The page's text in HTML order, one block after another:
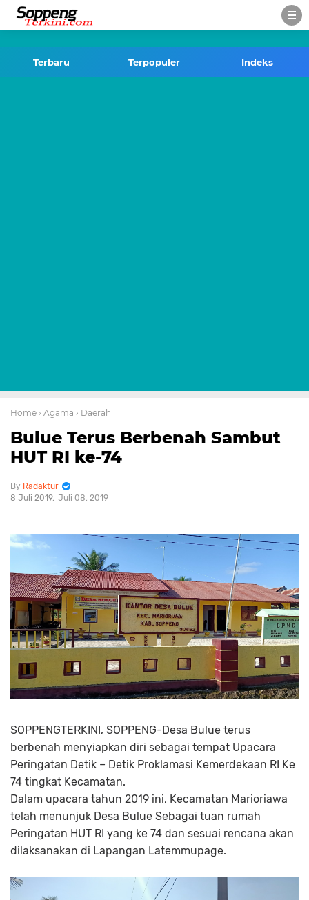
Terbaru Terpopuler Indeks
Home › Agama › Daerah
Bulue Terus Berbenah Sambut
HUT RI ke-74
Radaktur
8 Juli 2019 Juli 08, 2019
SOPPENGTERKINI, SOPPENG-Desa Bulue terus
berbenah menyiapkan diri sebagai tempat Upacara
Peringatan Detik – Detik Proklamasi Kemerdekaan RI Ke
74 tingkat Kecamatan.
Dalam upacara tahun 2019 ini, Kecamatan Marioriawa
telah menunjuk Desa Bulue Sebagai tuan rumah
Peringatan HUT RI yang ke 74 dan sesuai rencana akan
dilaksanakan di Lapangan Latemmupage.